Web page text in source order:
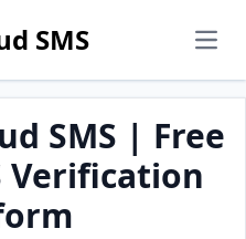
SMS
SMS | Free
Verification